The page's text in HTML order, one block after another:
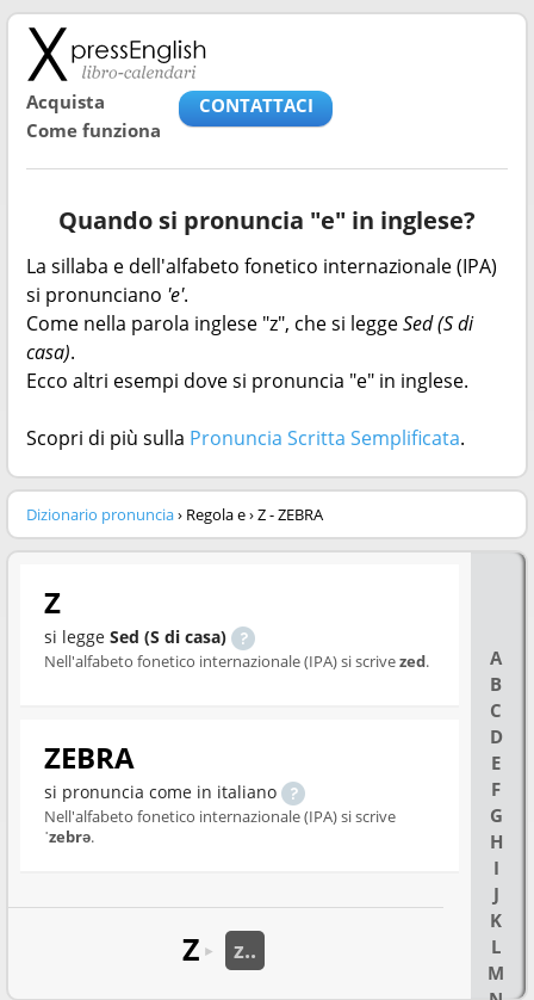
Acquista
Come funziona
CONTATTACI
Quando si pronuncia "e" in inglese?
La sillaba e dell'alfabeto fonetico internazionale (IPA)
si pronunciano 'e'.
Come nella parola inglese "z", che si leggeSed (S di
casa).
Ecco altri esempi dove si pronuncia "e" in inglese.
Scopri di più sulla Pronuncia Scritta Semplificata.
Dizionario pronuncia› Regola e › Z - ZEBRA
A
B
C
D
E
F
G
H
I
J
K
L
M
Z
si legge Sed (S di casa)
Nell'alfabeto fonetico internazionale (IPA) si scrivezed.
ZEBRA
si pronuncia come in italiano
Nell'alfabeto fonetico internazionale (IPA) si scrive
ˈzebrə.
Z ► z..